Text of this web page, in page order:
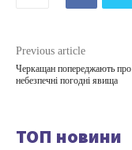
Previous article
Черкащан попереджають про
небезпечні погодні явища
ТОП новини